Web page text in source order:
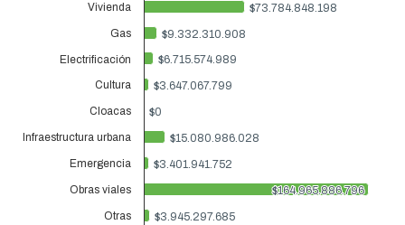
$73.784.848.198
$73.784.848.198
$9.332.310.908
$9.332.310.908
$6.715.574.989
$6.715.574.989
$3.647.067.799
$3.647.067.799
$0
$0
$15.080.986.028
$15.080.986.028
$3.401.941.752
$3.401.941.752
$164.965.886.796
$164.965.886.796
$3.945.297.685
$3.945.297.685
Vivienda
Gas
Electrificación
Cultura
Cloacas
Infraestructura urbana
Emergencia
Obras viales
Otras